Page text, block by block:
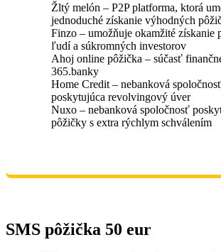
Žltý melón – P2P platforma, ktorá
jednoduché získanie výhodných
Finzo – umožňuje okamžité získanie
ľudí a súkromných investorov
Ahoj online pôžička – súčasť
365.banky
Home Credit – nebanková
poskytujúca revolvingový úver
Nuxo – nebanková spoločnosť
pôžičky s extra rýchlym schválením
SMS pôžička 50 eur